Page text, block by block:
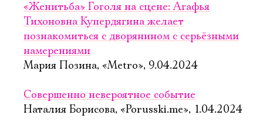
«Женитьба» Гоголя на сцене: Агафья
Тихоновна Купердягина желает
познакомиться с дворянином с серьёзными
намерениями
Мария Позина, «Metro», 9.04.2024
Совершенно невероятное событие
Наталия Борисова, «Porusski.me», 1.04.2024